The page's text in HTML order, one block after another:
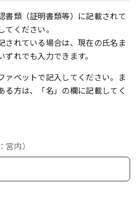
書類（証明書類等）に記載されて
ください。
れている場合は、現在の氏名ま
れでも入力できます。
ァベットで記入してください。ま
る方は、「名」の欄に記載してく
内）